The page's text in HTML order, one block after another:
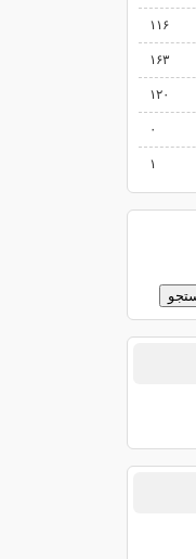
۱۱۶
۱۶۳
۱۲۰
۰
۱